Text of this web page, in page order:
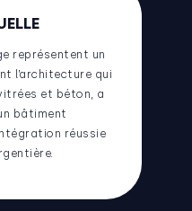
représentent un
l’architecture qui
et béton, a
bâtiment
réussie